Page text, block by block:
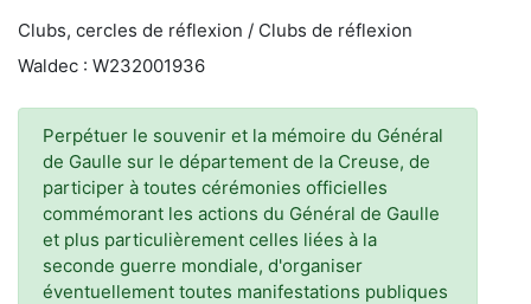
Clubs, cercles de réflexion / Clubs de réflexion
Waldec : W232001936
Perpétuer le souvenir et la mémoire du Général
de Gaulle sur le département de la Creuse, de
participer à toutes cérémonies officielles
commémorant les actions du Général de Gaulle
et plus particulièrement celles liées à la
seconde guerre mondiale, d'organiser
éventuellement toutes manifestations publiques